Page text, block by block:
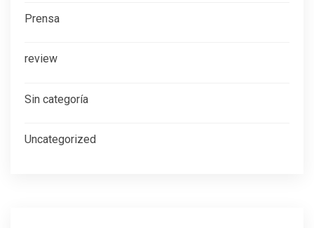
Prensa
review
Sin categoría
Uncategorized